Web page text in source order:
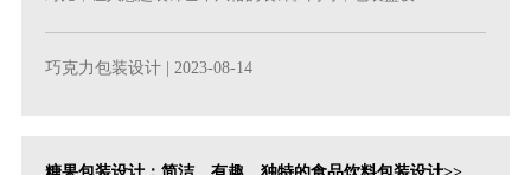
巧克力包装设计 | 2023-08-14